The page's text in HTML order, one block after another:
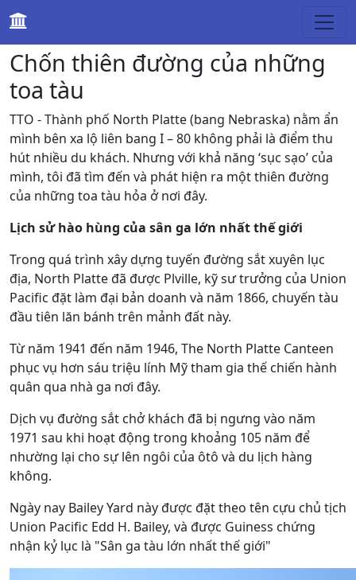
Du lịch
Chốn thiên đường của những
toa tàu
TTO - Thành phố North Platte (bang Nebraska) nằm ẩn
mình bên xa lộ liên bang I – 80 không phải là điểm thu
hút nhiều du khách. Nhưng với khả năng ‘sục sạo’ của
mình, tôi đã tìm đến và phát hiện ra một thiên đường
của những toa tàu hỏa ở nơi đây.
Lịch sử hào hùng của sân ga lớn nhất thế giới
Trong quá trình xây dựng tuyến đường sắt xuyên lục
địa, North Platte đã được Plville, kỹ sư trưởng của Union
Pacific đặt làm đại bản doanh và năm 1866, chuyến tàu
đầu tiên lăn bánh trên mảnh đất này.
Từ năm 1941 đến năm 1946, The North Platte Canteen
phục vụ hơn sáu triệu lính Mỹ tham gia thế chiến hành
quân qua nhà ga nơi đây.
Dịch vụ đường sắt chở khách đã bị ngưng vào năm
1971 sau khi hoạt động trong khoảng 105 năm để
nhường lại cho sự lên ngôi của ôtô và du lịch hàng
không.
Ngày nay Bailey Yard này được đặt theo tên cựu chủ tịch
Union Pacific Edd H. Bailey, và được Guiness chứng
nhận kỷ lục là "Sân ga tàu lớn nhất thế giới"